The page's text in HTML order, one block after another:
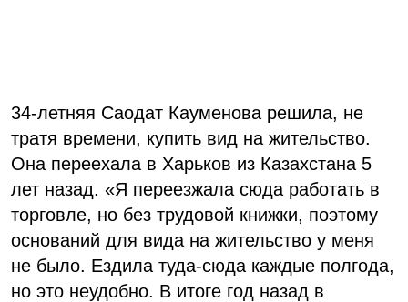
34-летняя Саодат Кауменова решила, не
тратя времени, купить вид на жительство.
Она переехала в Харьков из Казахстана 5
лет назад. «Я переезжала сюда работать в
торговле, но без трудовой книжки, поэтому
оснований для вида на жительство у меня
не было. Ездила туда-сюда каждые полгода,
но это неудобно. В итоге год назад в